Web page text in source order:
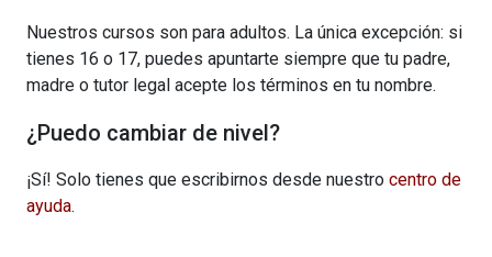
Nuestros cursos son para adultos. La única excepción: si
tienes 16 o 17, puedes apuntarte siempre que tu padre,
madre o tutor legal acepte los términos en tu nombre.
¿Puedo cambiar de nivel?
¡Sí! Solo tienes que escribirnos desde nuestro centro de
ayuda.